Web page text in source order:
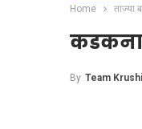
Home ताज्या
By Team